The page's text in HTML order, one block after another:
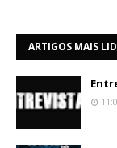
ARTIGOS MAIS